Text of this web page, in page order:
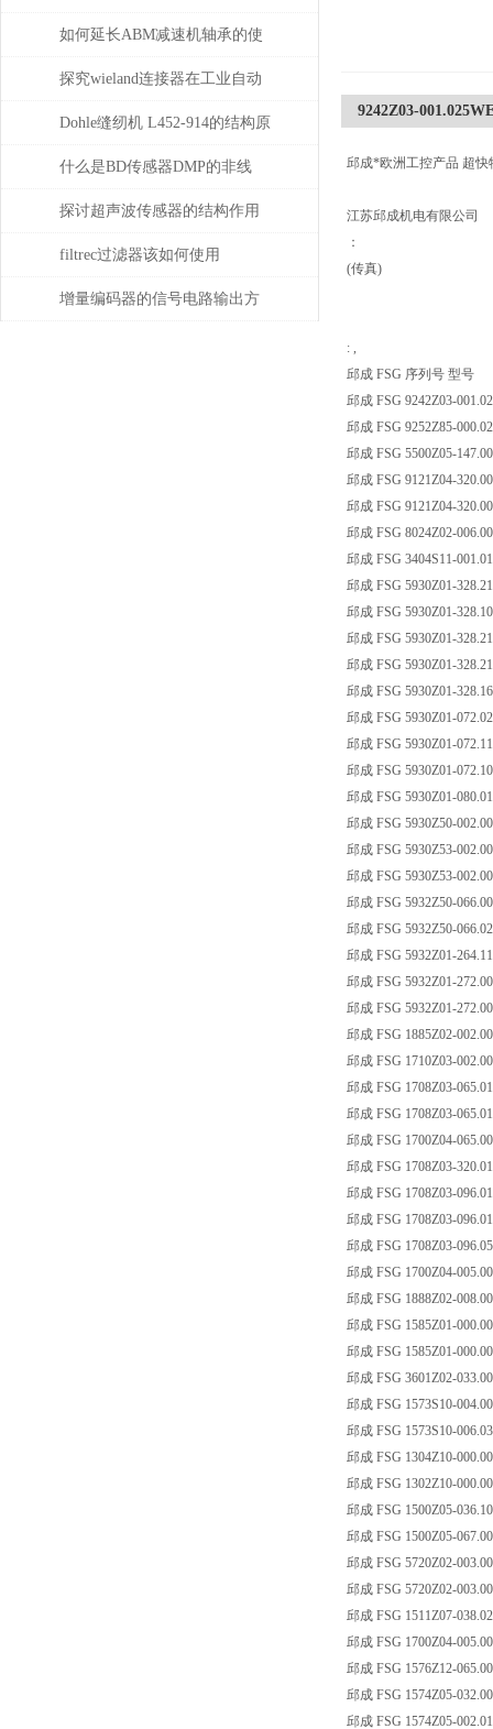
如何延长ABM减速机轴承的使
用寿命
探究wieland连接器在工业自动
化系统中的即插即用与应用优
势
Dohle缝纫机 L452-914的结构原
理分析
什么是BD传感器DMP的非线
性，怎么产生的？
探讨超声波传感器的结构作用
filtrec过滤器该如何使用
增量编码器的信号电路输出方
9242Z03-
邱成*欧洲工控产品 超
江苏邱成机电有限公司
：
(传真)
: ,
邱成 FSG 序列号 型号
邱成 FSG 9242Z03-
邱成 FSG 9252Z85-
邱成 FSG 5500Z05-
邱成 FSG 9121Z04-
邱成 FSG 9121Z04-
邱成 FSG 8024Z02-
邱成 FSG 3404S11-
邱成 FSG 5930Z01-
邱成 FSG 5930Z01-
邱成 FSG 5930Z01-
邱成 FSG 5930Z01-
邱成 FSG 5930Z01-
邱成 FSG 5930Z01-
邱成 FSG 5930Z01-
邱成 FSG 5930Z01-
邱成 FSG 5930Z01-
邱成 FSG 5930Z50-
邱成 FSG 5930Z53-
邱成 FSG 5930Z53-
邱成 FSG 5932Z50-
邱成 FSG 5932Z50-
邱成 FSG 5932Z01-
邱成 FSG 5932Z01-
邱成 FSG 5932Z01-
邱成 FSG 1885Z02-
邱成 FSG 1710Z03-
邱成 FSG 1708Z03-
邱成 FSG 1708Z03-
邱成 FSG 1700Z04-
邱成 FSG 1708Z03-
邱成 FSG 1708Z03-
邱成 FSG 1708Z03-
邱成 FSG 1708Z03-
邱成 FSG 1700Z04-
邱成 FSG 1888Z02-
邱成 FSG 1585Z01-
邱成 FSG 1585Z01-
邱成 FSG 3601Z02-
邱成 FSG 1573S10-
邱成 FSG 1573S10-
邱成 FSG 1304Z10-
邱成 FSG 1302Z10-
邱成 FSG 1500Z05-
邱成 FSG 1500Z05-
邱成 FSG 5720Z02-
邱成 FSG 5720Z02-
邱成 FSG 1511Z07-
邱成 FSG 1700Z04-
邱成 FSG 1576Z12-
邱成 FSG 1574Z05-
邱成 FSG 1574Z05-